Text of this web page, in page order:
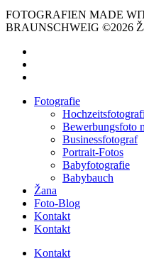
FOTOGRAFIEN MADE
BRAUNSCHWEIG ©2026
Close
Fotografie
Bewerbungsfoto
Businessfotograf
Portrait-Fotos
Babyfotografie
Babybauch
Žana
Foto-Blog
Kontakt
Kontakt
Kontakt